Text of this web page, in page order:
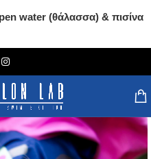
water (θάλασσα) & πισίνα